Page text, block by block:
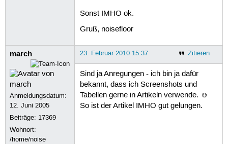
Sonst IMHO ok.
Gruß, noisefloor
march
Anmeldungsdatum:
12. Juni 2005
Beiträge: 17369
Wohnort:
/home/noise
Zitieren
23. Februar 2010 15:37
Sind ja Anregungen - ich bin ja dafür
bekannt, dass ich Screenshots und
Tabellen gerne in Artikeln verwende. ☺
So ist der Artikel IMHO gut gelungen.